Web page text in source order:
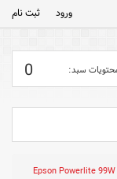
ورود ثبت‌ نام
0